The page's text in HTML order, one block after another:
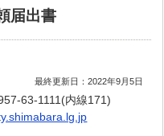
届出書
最終更新日：2022年9月5日
63-1111(内線171)